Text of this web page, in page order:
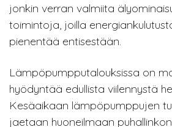
jonkin verran valmiita
toimintoja, joilla
pienentää entisestään.
Lämpöpumpputalouksissa on
hyödyntää edullista viilennystä
Kesäaikaan lämpöpumppujen
jaetaan huoneilmaan